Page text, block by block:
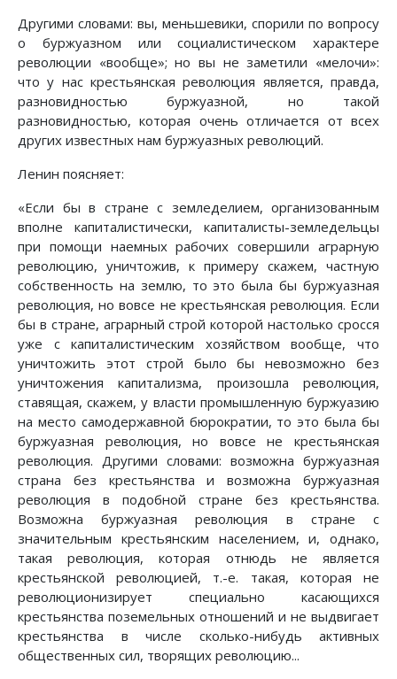
Другими словами: вы, меньшевики, спорили по вопросу
о буржуазном или социалистическом характере
революции «вообще»; но вы не заметили «мелочи»:
что у нас крестьянская революция является, правда,
разновидностью буржуазной, но такой
разновидностью, которая очень отличается от всех
других известных нам буржуазных революций.
Ленин поясняет:
«Если бы в стране с земледелием, организованным
вполне капиталистически, капиталисты-земледельцы
при помощи наемных рабочих совершили аграрную
революцию, уничтожив, к примеру скажем, частную
собственность на землю, то это была бы буржуазная
революция, но вовсе не крестьянская революция. Если
бы в стране, аграрный строй которой настолько сросся
уже с капиталистическим хозяйством вообще, что
уничтожить этот строй было бы невозможно без
уничтожения капитализма, произошла революция,
ставящая, скажем, у власти промышленную буржуазию
на место самодержавной бюрократии, то это была бы
буржуазная революция, но вовсе не крестьянская
революция. Другими словами: возможна буржуазная
страна без крестьянства и возможна буржуазная
революция в подобной стране без крестьянства.
Возможна буржуазная революция в стране с
значительным крестьянским населением, и, однако,
такая революция, которая отнюдь не является
крестьянской революцией, т.-е. такая, которая не
революционизирует специально касающихся
крестьянства поземельных отношений и не выдвигает
крестьянства в числе сколько-нибудь активных
общественных сил, творящих революцию...